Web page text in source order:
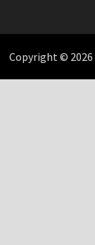
Copyright © 2026